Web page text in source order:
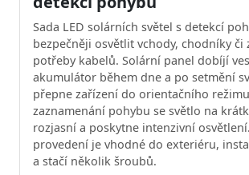
Sada LED solárních světel s detekcí
bezpečněji osvětlit vchody, chodníky či
potřeby kabelů. Solární panel dobíjí
akumulátor během dne a po setmění
přepne zařízení do orientačního
zaznamenání pohybu se světlo na
rozjasní a poskytne intenzivní
provedení je vhodné do exteriéru,
a stačí několik šroubů.